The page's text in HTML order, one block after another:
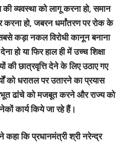
व्यवस्था को लागू करना हो, समान
करना हो, जबरन धर्मांतरण पर रोक के
कड़ा नकल विरोधी कानून बनाना
हो या फिर हाल ही में उच्च शिक्षा
की छात्रवृत्ति देने के लिए उठाए गए
को धरातल पर उतारने का प्रयास
ढांचे को मजबूत करने और राज्य को
कार्य किये जा रहे हैं।
कि प्रधानमंत्री श्री नरेन्द्र